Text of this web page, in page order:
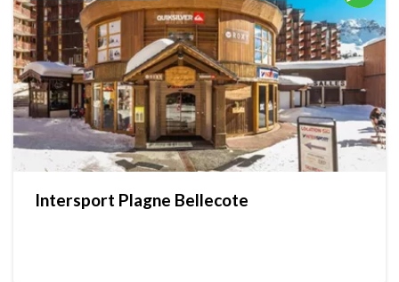
Intersport Plagne Bellecote